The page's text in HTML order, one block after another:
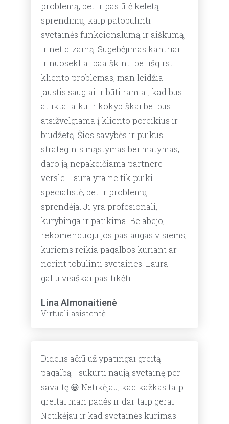
problemą, bet ir pasiūlė keletą
sprendimų, kaip patobulinti
svetainės funkcionalumą ir aiškumą,
ir net dizainą. Sugebėjimas kantriai
ir nuosekliai paaiškinti bei išgirsti
kliento problemas, man leidžia
jaustis saugiai ir būti ramiai, kad bus
atlikta laiku ir kokybiškai bei bus
atsižvelgiama į kliento poreikius ir
biudžetą. Šios savybės ir puikus
strateginis mąstymas bei matymas,
daro ją nepakeičiama partnere
versle. Laura yra ne tik puiki
specialistė, bet ir problemų
sprendėja. Ji yra profesionali,
kūrybinga ir patikima. Be abejo,
rekomenduoju jos paslaugas visiems,
kuriems reikia pagalbos kuriant ar
norint tobulinti svetaines. Laura
galiu visiškai pasitikėti.
Lina Almonaitienė
Virtuali asistentė
Didelis ačiū už ypatingai greitą
pagalbą - sukurti naują svetainę per
savaitę 😀 Netikėjau, kad kažkas taip
greitai man padės ir dar taip gerai.
Netikėjau ir kad svetainės kūrimas